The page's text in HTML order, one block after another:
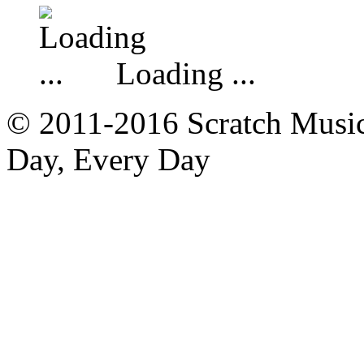
Loading ...
© 2011-2016 Scratch
Day, Every Day